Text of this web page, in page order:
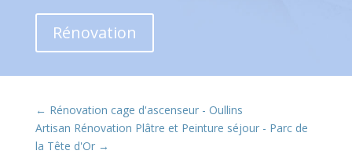
Rénovation
← Rénovation cage d'ascenseur - Oullins
Artisan Rénovation Plâtre et Peinture séjour - Parc de
la Tête d'Or→